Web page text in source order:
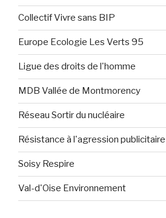
Collectif Vivre sans BIP
Europe Ecologie Les Verts 95
Ligue des droits de l'homme
MDB Vallée de Montmorency
Réseau Sortir du nucléaire
Résistance à l'agression publicitaire
Soisy Respire
Val-d'Oise Environnement